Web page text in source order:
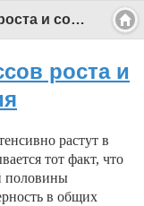
Характеристика процессов роста и соматического развития - Профессиональный педагог
роста и
растут в
тот факт, что
половины
в общих